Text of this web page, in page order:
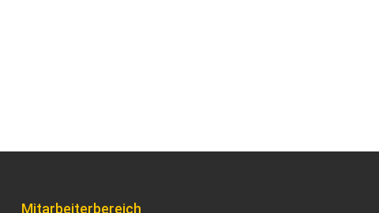
Mitarbeiterbereich